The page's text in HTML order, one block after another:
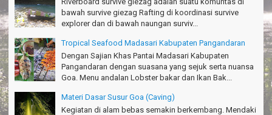
TRIms Team surVive atas panduan wisata Kabupaten
Pangandaran
Jacky - Depok
Haturnuhun kang Arief, Citumang seru!
Risna - Garut
TRIms surVive GIEZAG telah menemani kami ke Gn.Semeru.
Tapak Adventure Club - Bandung Barat
bawah survive giezag Rafting di koordinasi survive
explorer dan di bawah naungan surviv...
Tropical Seafood Madasari Kabupaten Pangandaran
Dengan Sajian Khas Pantai Madasari Kabupaten
Pangandaran dengan suasana yang sejuk serta nuansa
Goa. Menu andalan Lobster bakar dan Ikan Bak...
Materi Dasar Susur Goa (Caving)
Kegiatan di alam bebas semakin berkembang. Mendaki